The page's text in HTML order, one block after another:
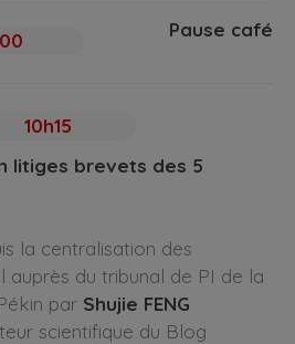
Pause café
10h15
litiges brevets des 5
la centralisation des
auprès du tribunal de PI de la
par Shujie FENG
scientifique du Blog